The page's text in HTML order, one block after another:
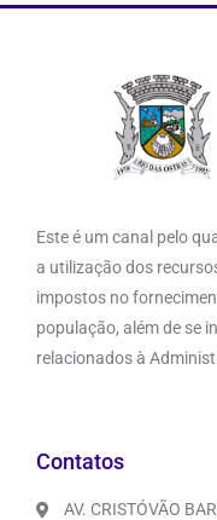
Este é um canal pelo
a utilização dos
impostos no
população, além de se
relacionados à
Contatos
AV. CRISTÓVÃO